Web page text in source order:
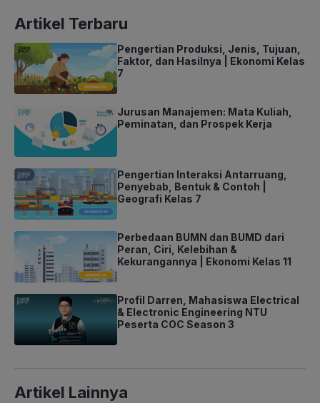
Artikel Terbaru
Pengertian Produksi, Jenis, Tujuan,
Faktor, dan Hasilnya | Ekonomi Kelas
7
Jurusan Manajemen: Mata Kuliah,
Peminatan, dan Prospek Kerja
Pengertian Interaksi Antarruang,
Penyebab, Bentuk & Contoh |
Geografi Kelas 7
Perbedaan BUMN dan BUMD dari
Peran, Ciri, Kelebihan &
Kekurangannya | Ekonomi Kelas 11
Profil Darren, Mahasiswa Electrical
& Electronic Engineering NTU
Peserta COC Season 3
Artikel Lainnya